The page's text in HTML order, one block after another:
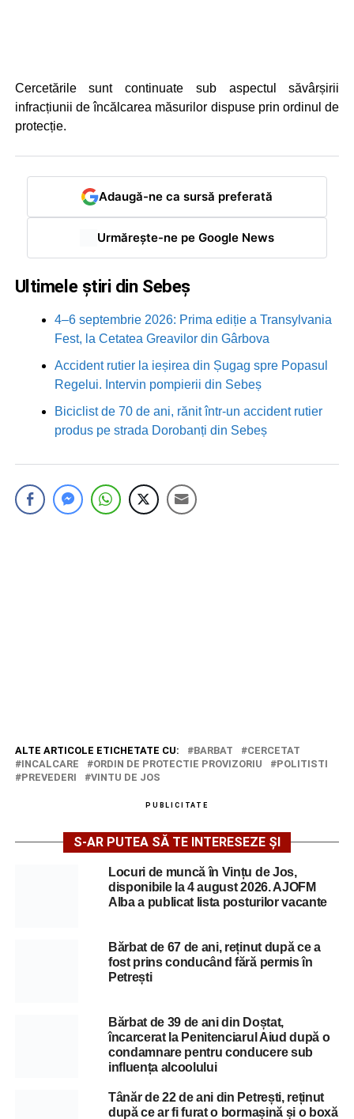
Cercetările sunt continuate sub aspectul săvârșirii
infracțiunii de încălcarea măsurilor dispuse prin ordinul de
protecție.
Adaugă-ne ca sursă preferată
Urmărește-ne pe Google News
Ultimele știri din Sebeș
4–6 septembrie 2026: Prima ediție a Transylvania
Fest, la Cetatea Greavilor din Gârbova
Accident rutier la ieșirea din Șugag spre Popasul
Regelui. Intervin pompierii din Sebeș
Biciclist de 70 de ani, rănit într-un accident rutier
produs pe strada Dorobanți din Sebeș
ALTE ARTICOLE ETICHETATE CU: BARBAT
CERCETAT
INCALCARE
ORDIN DE PROTECTIE PROVIZORIU
POLITISTI
PREVEDERI
VINTU DE JOS
PUBLICITATE
S-AR PUTEA SĂ TE INTERESEZE ȘI
Locuri de muncă în Vințu de Jos,
disponibile la 4 august 2026. AJOFM
Alba a publicat lista posturilor vacante
Bărbat de 67 de ani, reținut după ce a
fost prins conducând fără permis în
Petrești
Bărbat de 39 de ani din Doștat,
încarcerat la Penitenciarul Aiud după o
condamnare pentru conducere sub
influența alcoolului
Tânăr de 22 de ani din Petrești, reținut
după ce ar fi furat o bormașină și o boxă